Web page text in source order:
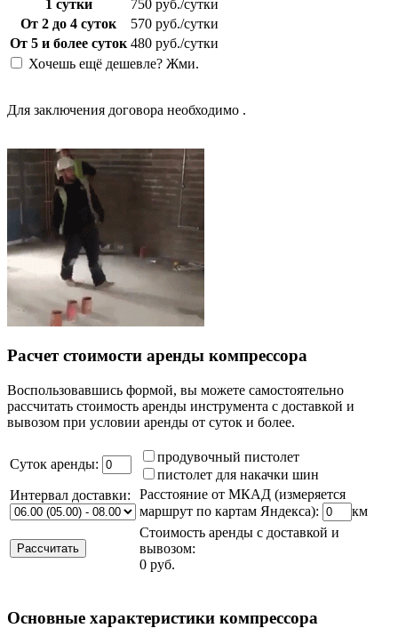
1 сутки
750 руб./сутки
От 2 до 4 суток
570 руб./сутки
От 5 и более суток 480 руб./сутки
Хочешь ещё дешевле? Жми.
Для заключения договора необходимо .
Расчет стоимости аренды компрессора
Воспользовавшись формой, вы можете самостоятельно
рассчитать стоимость аренды инструмента с доставкой и
вывозом при условии аренды от суток и более.
Суток аренды:
продувочный пистолет
пистолет для накачки шин
Интервал доставки:
Расстояние от МКАД (измеряется
маршрут по картам Яндекса):
км
Стоимость аренды с доставкой и
вывозом:
0 руб.
Основные характеристики компрессора